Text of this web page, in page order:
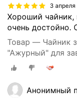
3
Хороший чайник,
очень достойно.
Товар — Чайник
"Ажурный" для
Анонимный